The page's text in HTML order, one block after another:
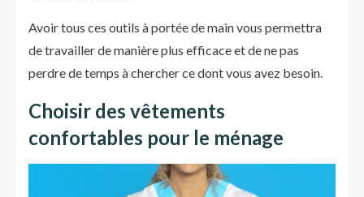
Avoir tous ces outils à portée de main vous permettra
de travailler de manière plus efficace et de ne pas
perdre de temps à chercher ce dont vous avez besoin.
Choisir des vêtements
confortables pour le ménage